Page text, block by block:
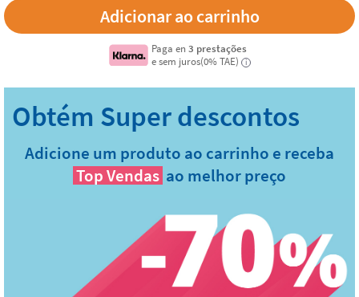
Paga en3 prestações
e sem juros(0% TAE)
i
Adicione um produto ao carrinho e receba
Top Vendas ao melhor preço